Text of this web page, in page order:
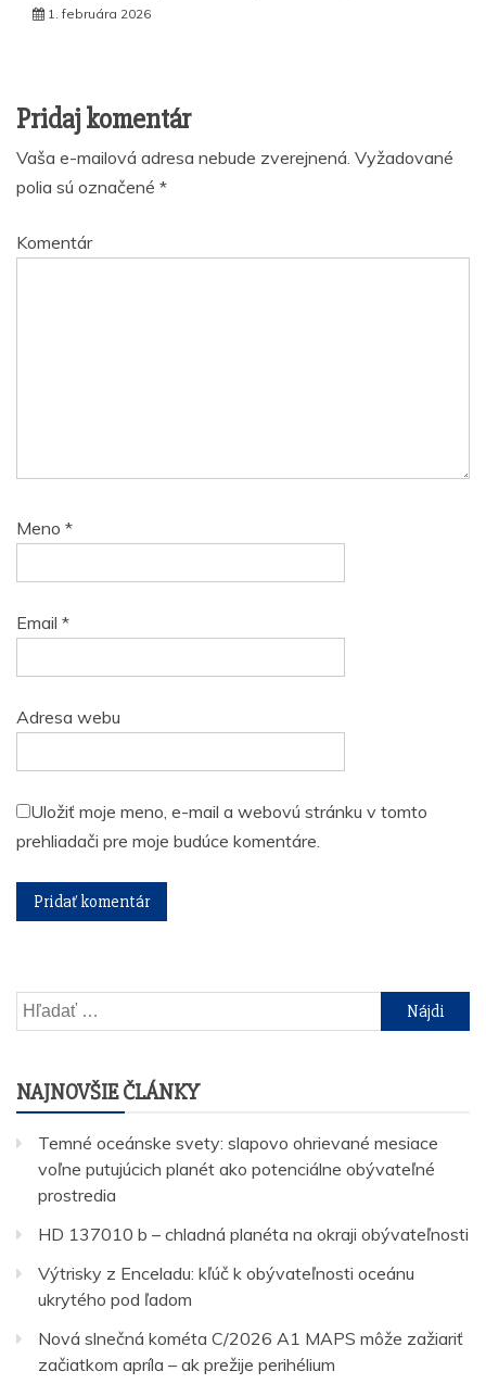
1. februára 2026
Pridaj komentár
Vaša e-mailová adresa nebude zverejnená. Vyžadované
polia sú označené *
Komentár
Meno *
Email *
Adresa webu
Uložiť moje meno, e-mail a webovú stránku v tomto
prehliadači pre moje budúce komentáre.
Hľadať:
NAJNOVŠIE ČLÁNKY
Temné oceánske svety: slapovo ohrievané mesiace
voľne putujúcich planét ako potenciálne obývateľné
prostredia
HD 137010 b – chladná planéta na okraji obývateľnosti
Výtrisky z Enceladu: kľúč k obývateľnosti oceánu
ukrytého pod ľadom
Nová slnečná kométa C/2026 A1 MAPS môže zažiariť
začiatkom apríla – ak prežije perihélium